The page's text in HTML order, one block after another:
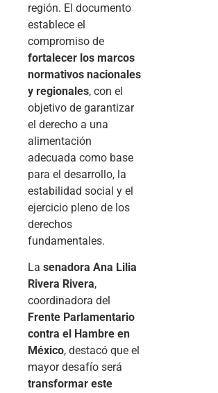
región. El documento
establece el
compromiso de
fortalecer los marcos
normativos nacionales
y regionales, con el
objetivo de garantizar
el derecho a una
alimentación
adecuada como base
para el desarrollo, la
estabilidad social y el
ejercicio pleno de los
derechos
fundamentales.
La senadora Ana Lilia
Rivera Rivera,
coordinadora del
Frente Parlamentario
contra el Hambre en
México, destacó que el
mayor desafío será
transformar este